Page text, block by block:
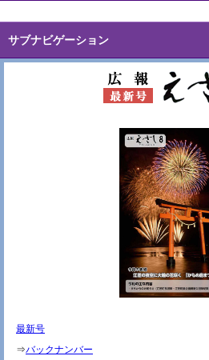
サブナビゲーション
最新号
⇒バックナンバー